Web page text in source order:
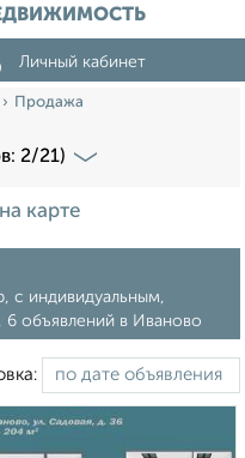
Личный кабинет
Продажа
2/21)
карте
с индивидуальным,
объявлений в Иваново